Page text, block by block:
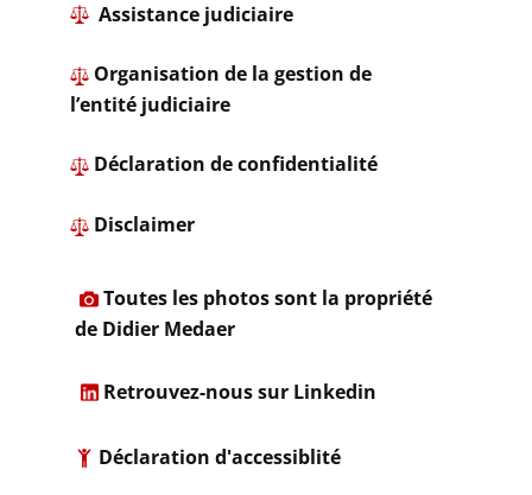
​ Assistance judiciaire
Organisation de la gestion de
l’entité judiciaire
​ ​Déclaration de confidentialité
Disclaimer
Toutes les photos sont la propriété
de Didier Medaer​
Retrouvez-nous sur Linkedin
Déclaration d'accessiblité